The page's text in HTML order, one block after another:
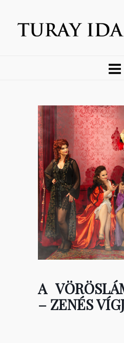
A
– ZENÉS